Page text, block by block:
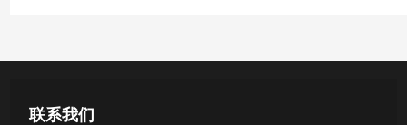
产品中心
医用无菌采样拭子系列
联系我们